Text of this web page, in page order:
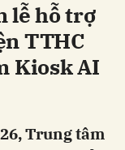
lễ hỗ trợ
TTHC
Kiosk AI
Trung tâm
Gửi